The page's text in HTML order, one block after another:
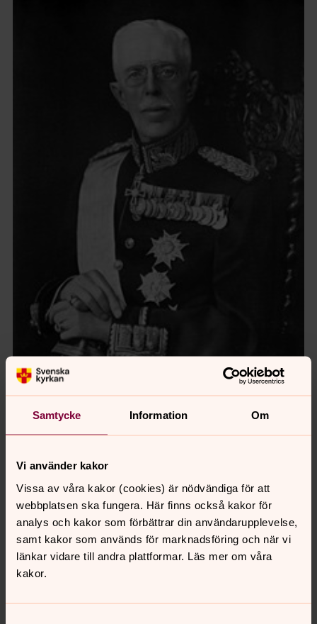
Samtycke Information Om
Vi använder kakor
Vissa av våra kakor (cookies) är nödvändiga för att
webbplatsen ska fungera. Här finns också kakor för
analys och kakor som förbättrar din användarupplevelse,
samt kakor som används för marknadsföring och när vi
länkar vidare till andra plattformar. Läs mer om våra
kakor.
Kung Gustaf V - Oscar Gustaf Adolf Bernadotte (1858-
1950) Bildkälla: Erik Winge (red.) (1938): ''Sveriges